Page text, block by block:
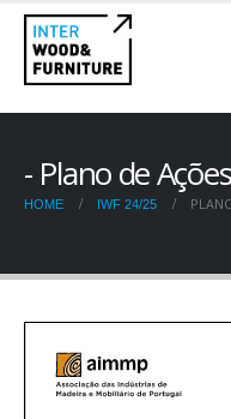
Plano de Ações
HOME IWF 24/25